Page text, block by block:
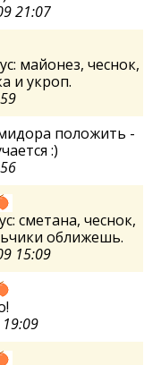
21:07
майонез, чеснок,
и укроп.
положить -
:)
сметана, чеснок,
оближешь.
15:09